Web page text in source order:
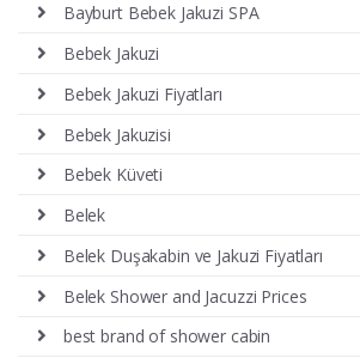
Bayburt Bebek Jakuzi SPA
Bebek Jakuzi
Bebek Jakuzi Fiyatları
Bebek Jakuzisi
Bebek Küveti
Belek
Belek Duşakabin ve Jakuzi Fiyatları
Belek Shower and Jacuzzi Prices
best brand of shower cabin